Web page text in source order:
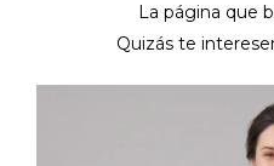
La página que
Quizás te